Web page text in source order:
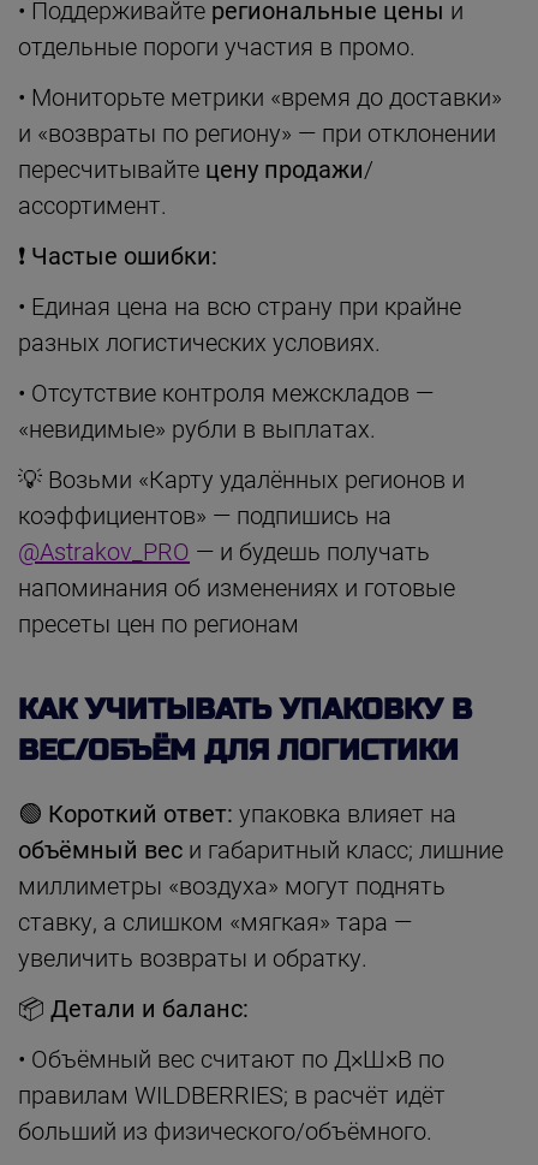
• Поддерживайте региональные цены и
отдельные пороги участия в промо.
• Мониторьте метрики «время до доставки»
и «возвраты по региону» — при отклонении
пересчитывайте цену продажи/
ассортимент.
❗ Частые ошибки:
• Единая цена на всю страну при крайне
разных логистических условиях.
• Отсутствие контроля межскладов —
«невидимые» рубли в выплатах.
💡 Возьми «Карту удалённых регионов и
коэффициентов» — подпишись на
@Astrakov_PRO — и будешь получать
напоминания об изменениях и готовые
пресеты цен по регионам
КАК УЧИТЫВАТЬ УПАКОВКУ В
ВЕС/ОБЪЁМ ДЛЯ ЛОГИСТИКИ
🟢 Короткий ответ: упаковка влияет на
объёмный вес и габаритный класс; лишние
миллиметры «воздуха» могут поднять
ставку, а слишком «мягкая» тара —
увеличить возвраты и обратку.
📦 Детали и баланс:
• Объёмный вес считают по Д×Ш×В по
правилам WILDBERRIES; в расчёт идёт
больший из физического/объёмного.